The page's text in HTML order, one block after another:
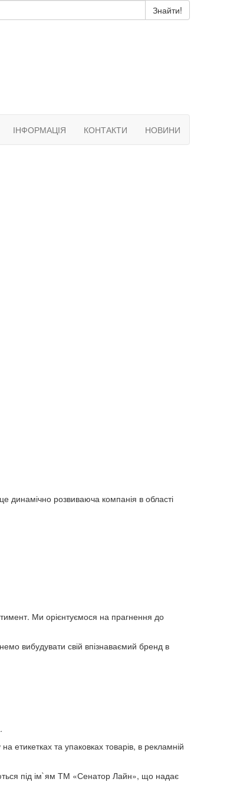
ІНФОРМАЦІЯ КОНТАКТИ НОВИНИ
динамічно розвиваюча компанія в області
Ми орієнтуємося на прагнення до
вибудувати свій впізнаваємий бренд в
етикетках та упаковках товарів, в рекламній
під ім`ям ТМ «Сенатор Лайн», що надає